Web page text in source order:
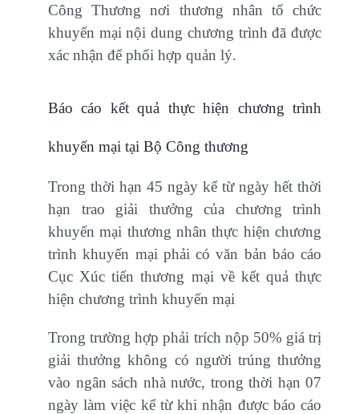
Công Thương nơi thương nhân tổ chức
khuyến mại nội dung chương trình đã được
xác nhận để phối hợp quản lý.
Báo cáo kết quả thực hiện chương trình
khuyến mại tại Bộ Công thương
Trong thời hạn 45 ngày kể từ ngày hết thời
hạn trao giải thưởng của chương trình
khuyến mại thương nhân thực hiện chương
trình khuyến mại phải có văn bản báo cáo
Cục Xúc tiến thương mại về kết quả thực
hiện chương trình khuyến mại
Trong trường hợp phải trích nộp 50% giá trị
giải thưởng không có người trúng thưởng
vào ngân sách nhà nước, trong thời hạn 07
ngày làm việc kể từ khi nhận được báo cáo